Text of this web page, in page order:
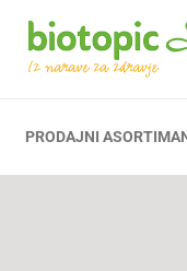
PRODAJNI
E-